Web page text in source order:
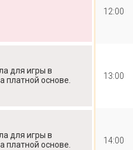
12:00
для игры в
платной основе.
13:00
для игры в
платной основе.
14:00